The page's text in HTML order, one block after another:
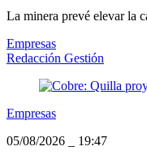
La minera prevé elevar la
Empresas
Redacción Gestión
Empresas
05/08/2026
19:47